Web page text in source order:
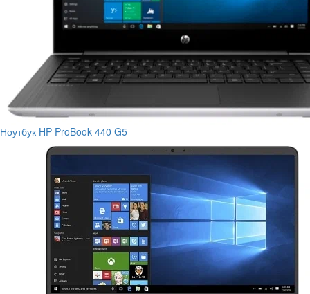
Ноутбук HP ProBook 440 G5